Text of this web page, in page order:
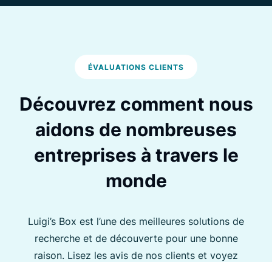
ÉVALUATIONS CLIENTS
Découvrez comment nous
aidons de nombreuses
entreprises à travers le
monde
Luigi’s Box est l’une des meilleures solutions de
recherche et de découverte pour une bonne
raison. Lisez les avis de nos clients et voyez